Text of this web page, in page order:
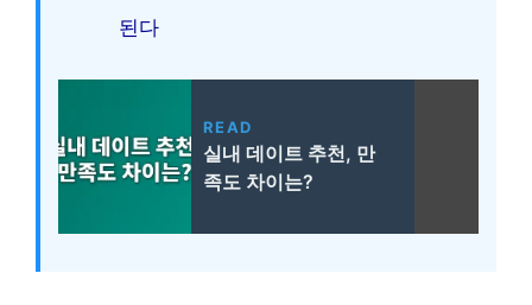
된다
READ
실내 데이트 추천, 만
족도 차이는?